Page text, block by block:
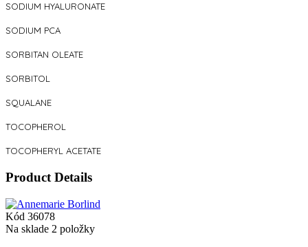
SODIUM HYALURONATE
SODIUM PCA
SORBITAN OLEATE
SORBITOL
SQUALANE
TOCOPHEROL
TOCOPHERYL ACETATE
Product Details
Kód 36078
Na sklade 2 položky